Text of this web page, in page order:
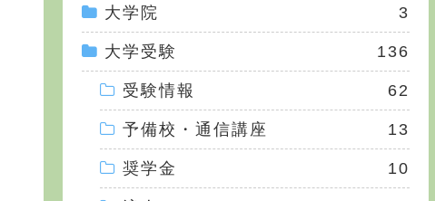
大学院 3
大学受験 136
受験情報 62
予備校・通信講座 13
奨学金 10